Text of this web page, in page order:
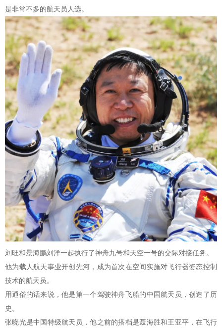
是非常不多的航天员人选。
刘旺和景海鹏刘洋一起执行了神舟九号和天空一号的交际对接任务。
他为载人航天事业开创先河，成为首次在空间实施对飞行器姿态控制
技术的航天员。
用通俗的话来说，他是第一个驾驶神舟飞船的中国航天员，创造了历
史。
张晓光是中国特级航天员，他之前的搭档是聂海胜和王亚平，在飞行